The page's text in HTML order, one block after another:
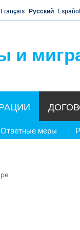
Français Русский Español
и
Ответные меры